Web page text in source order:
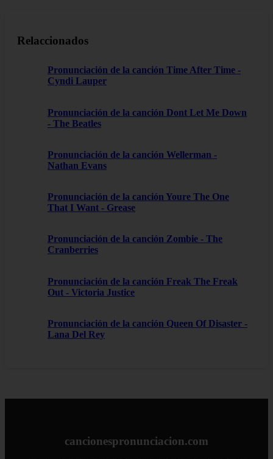
Relaccionados
Pronunciación de la canción Time After Time -
Cyndi Lauper
Pronunciación de la canción Dont Let Me Down
- The Beatles
Pronunciación de la canción Wellerman -
Nathan Evans
Pronunciación de la canción Youre The One
That I Want - Grease
Pronunciación de la canción Zombie - The
Cranberries
Pronunciación de la canción Freak The Freak
Out - Victoria Justice
Pronunciación de la canción Queen Of Disaster -
Lana Del Rey
cancionespronunciacion.com